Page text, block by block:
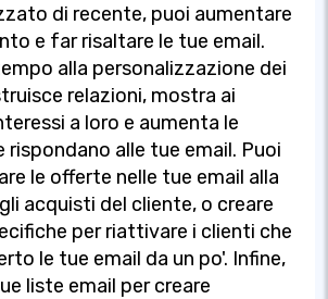
di recente, puoi aumentare
e far risaltare le tue email.
alla personalizzazione dei
relazioni, mostra ai
a loro e aumenta le
rispondano alle tue email. Puoi
le offerte nelle tue email alla
acquisti del cliente, o creare
per riattivare i clienti che
le tue email da un po'. Infine,
liste email per creare